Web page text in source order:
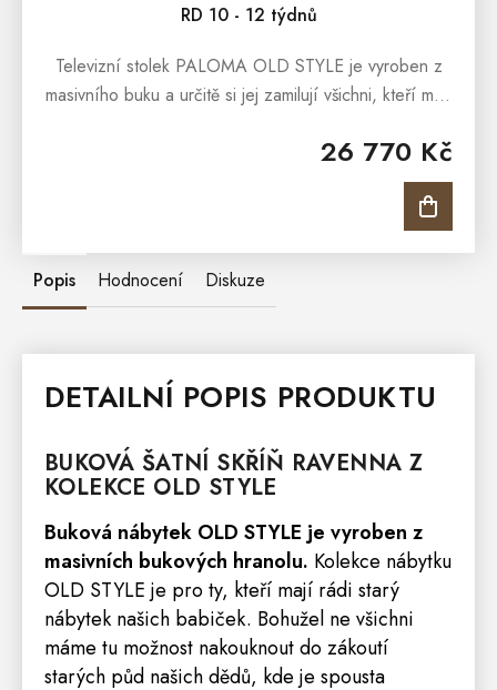
RD 10 - 12 týdnů
26 770 Kč
Televizní stolek PALOMA OLD STYLE je vyroben z
masivního buku a určitě si jej zamilují všichni, kteří mají
Popis Hodnocení Diskuze
DETAILNÍ POPIS PRODUKTU
BUKOVÁ ŠATNÍ SKŘÍŇ RAVENNA Z
KOLEKCE OLD STYLE
Buková nábytek OLD STYLE je vyroben z
masivních bukových hranolu. Kolekce nábytku
OLD STYLE je pro ty, kteří mají rádi starý
nábytek našich babiček. Bohužel ne všichni
máme tu možnost nakouknout do zákoutí
starých půd našich dědů, kde je spousta